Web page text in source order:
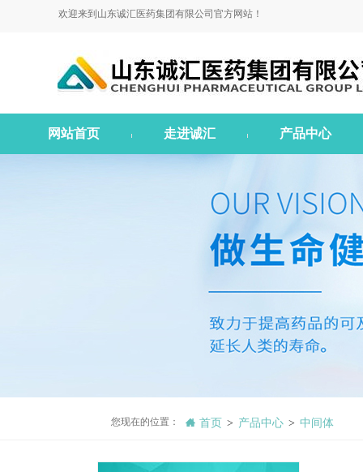
欢迎来到山东诚汇医药集团有限公司官方网站！
网站首页 走进诚汇 产品中心
您现在的位置： 首页 > 产品中心 > 中间体